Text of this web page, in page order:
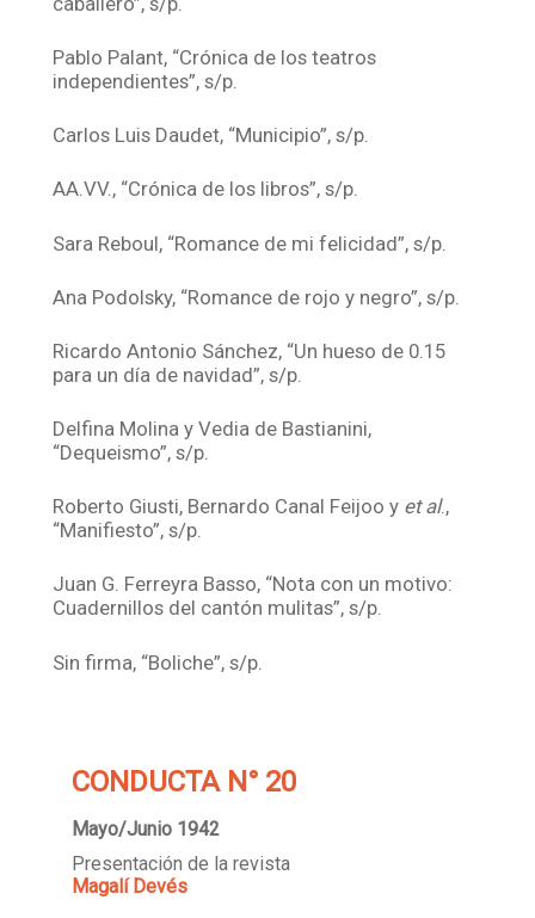
Pablo Palant, “Crónica de los teatros
independientes”, s/p.
Carlos Luis Daudet, “Municipio”, s/p.
AA.VV., “Crónica de los libros”, s/p.
Sara Reboul, “Romance de mi felicidad”, s/p.
Ana Podolsky, “Romance de rojo y negro”, s/p.
Ricardo Antonio Sánchez, “Un hueso de 0.15
para un día de navidad”, s/p.
Delfina Molina y Vedia de Bastianini,
“Dequeismo”, s/p.
Roberto Giusti, Bernardo Canal Feijoo y et al.,
“Manifiesto”, s/p.
Juan G. Ferreyra Basso, “Nota con un motivo:
Cuadernillos del cantón mulitas”, s/p.
Sin firma, “Boliche”, s/p.
CONDUCTA N° 20
Mayo/Junio 1942
Presentación de la revista
Magalí Devés